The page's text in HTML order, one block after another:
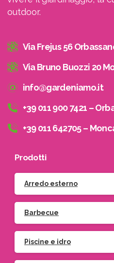
outdoor.
Via Frejus 56
Via Bruno Buozzi 20
info@gardeniamo.it
+39 011 900 7421 –
+39 011 642705 –
Prodotti
Arredo esterno
Barbecue
Piscine e idro